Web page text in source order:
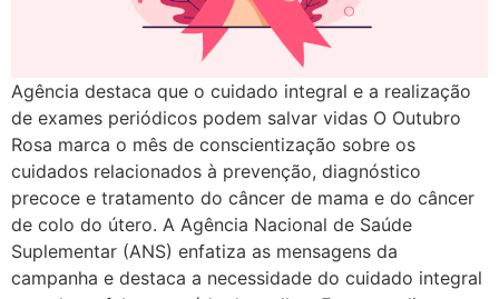
Agência destaca que o cuidado integral e a realização
de exames periódicos podem salvar vidas O Outubro
Rosa marca o mês de conscientização sobre os
cuidados relacionados à prevenção, diagnóstico
precoce e tratamento do câncer de mama e do câncer
de colo do útero. A Agência Nacional de Saúde
Suplementar (ANS) enfatiza as mensagens da
campanha e destaca a necessidade do cuidado integral